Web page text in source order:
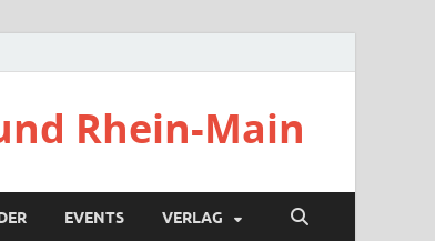
Rhein-Main
EVENTS VERLAG